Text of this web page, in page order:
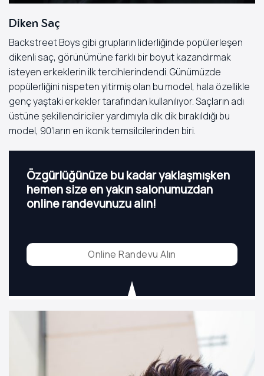
Diken Saç
Backstreet Boys gibi grupların liderliğinde popülerleşen
dikenli saç, görünümüne farklı bir boyut kazandırmak
isteyen erkeklerin ilk tercihlerindendi. Günümüzde
popülerliğini nispeten yitirmiş olan bu model, hala özellikle
genç yaştaki erkekler tarafından kullanılıyor. Saçların adı
üstüne şekillendiriciler yardımıyla dik dik bırakıldığı bu
model, 90’ların en ikonik temsilcilerinden biri.
Özgürlüğünüze bu kadar yaklaşmışken
hemen size en yakın salonumuzdan
online randevunuzu alın!
Online Randevu Alın